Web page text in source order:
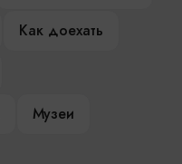
Как доехать
Музеи